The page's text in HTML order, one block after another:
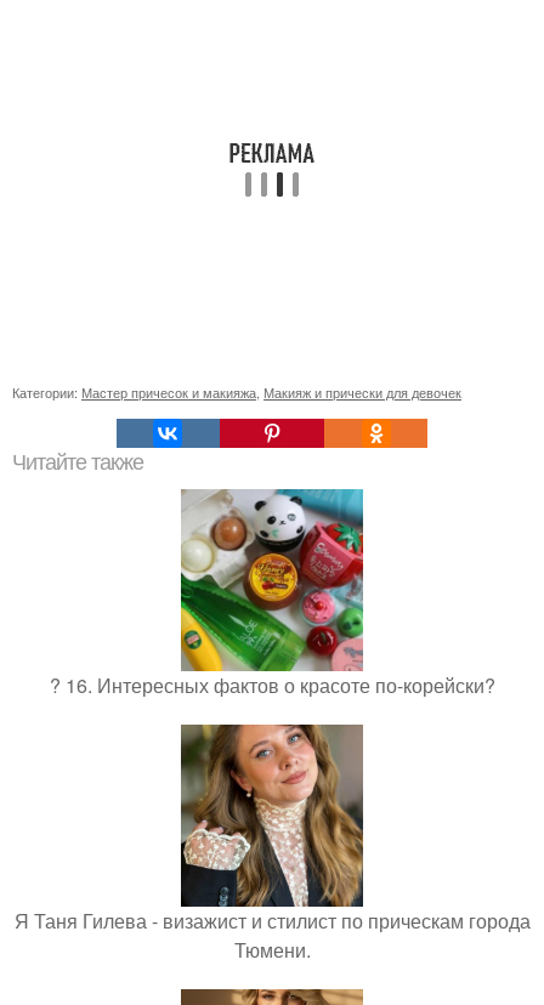
Категории: Мастер причесок и макияжа, Макияж и прически для девочек
Читайте также
? 16. Интересных фактов о красоте по-корейски?
Я Таня Гилева - визажист и стилист по прическам города
Тюмени.